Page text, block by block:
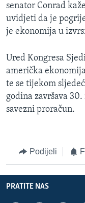
senator Conrad
uvidjeti da je
je ekonomija u
Ured Kongresa
američka
te se tijekom
godina završava
savezni proračun.
Podijeli
PRATITE NAS